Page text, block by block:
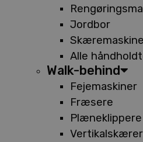
Jordbor
Alle
Walk-behind
Fejemaskiner
Fræsere
Plæneklippere